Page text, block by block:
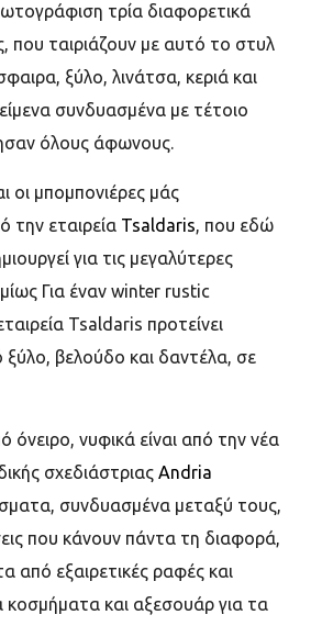
τρία διαφορετικά
που ταιριάζουν με αυτό το στυλ
ξύλο, λινάτσα, κεριά και
συνδυασμένα με τέτοιο
όλους άφωνους.
οι μπομπονιέρες μάς
την εταιρεία Tsaldaris, που εδώ
για τις μεγαλύτερες
Για έναν winter rustic
Tsaldaris προτείνει
βελούδο και δαντέλα, σε
νυφικά είναι από την νέα
σχεδιάστριας Andria
συνδυασμένα μεταξύ τους,
που κάνουν πάντα τη διαφορά,
από εξαιρετικές ραφές και
κοσμήματα και αξεσουάρ για τα